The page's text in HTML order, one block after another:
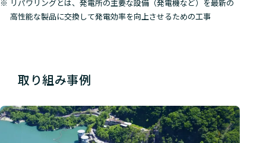
リパワリングとは、発電所の主要な設備（発電機など）を最新の
高性能な製品に交換して発電効率を向上させるための工事
取り組み事例